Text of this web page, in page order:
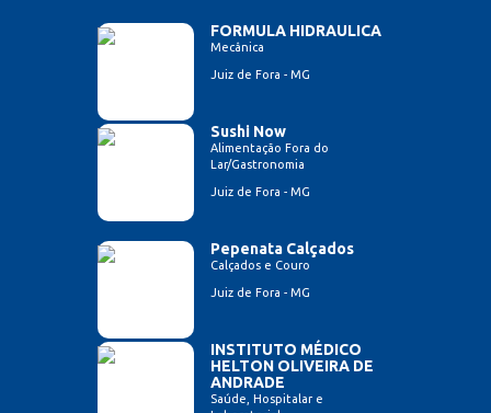
FORMULA HIDRAULICA
Mecânica
Juiz de Fora - MG
Sushi Now
Alimentação Fora do
Lar/Gastronomia
Juiz de Fora - MG
Pepenata Calçados
Calçados e Couro
Juiz de Fora - MG
INSTITUTO MÉDICO
HELTON OLIVEIRA DE
ANDRADE
Saúde, Hospitalar e